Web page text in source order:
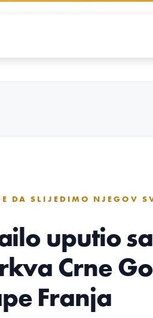
DA SLIJEDIMO NJEGOV
uputio
Crne
Franja